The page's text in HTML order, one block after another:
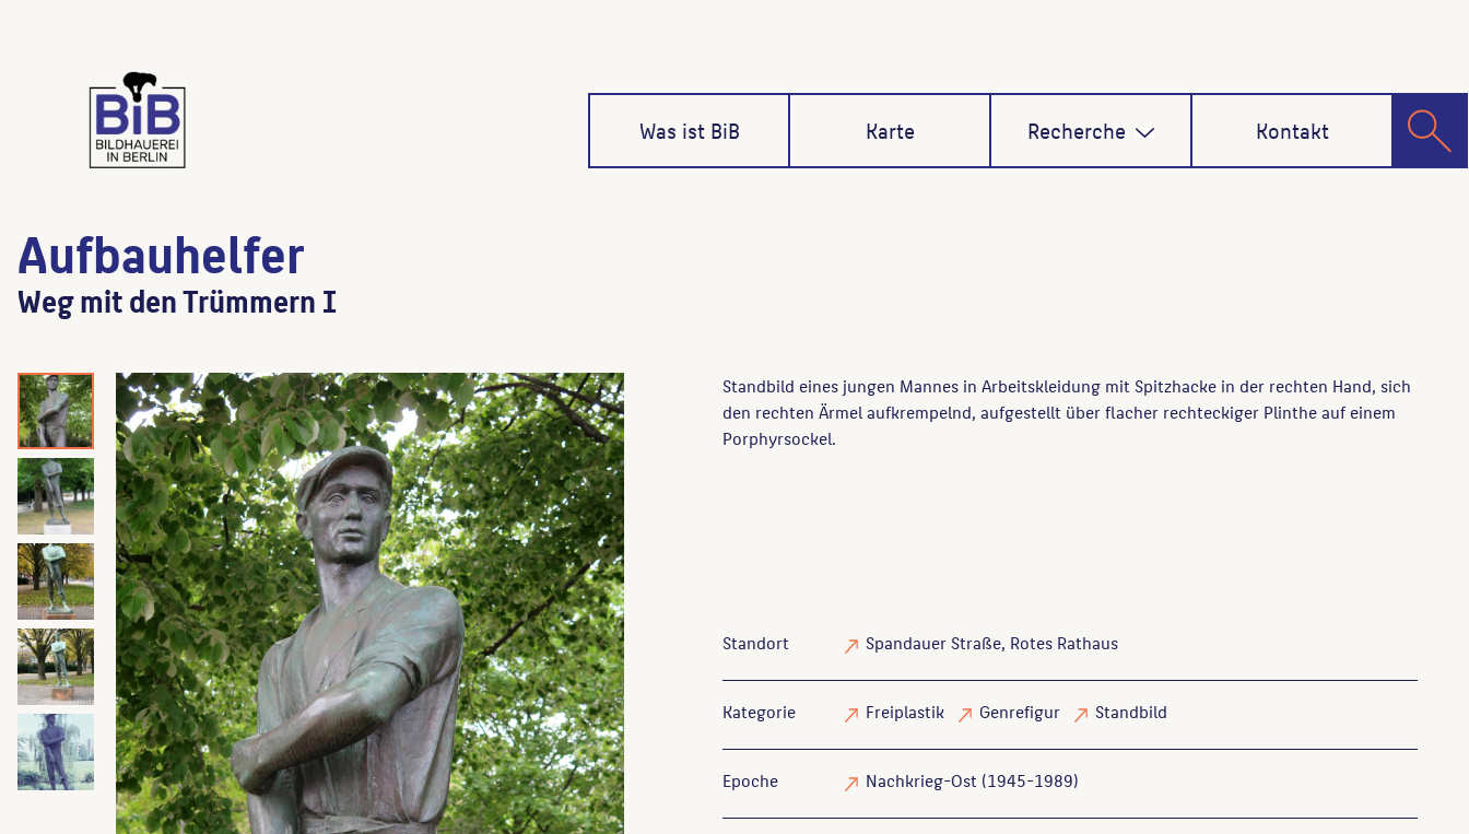
Was ist BiB Karte Recherche Kontakt
Aufbauhelfer
Weg mit den Trümmern I
Standbild eines jungen Mannes in Arbeitskleidung mit Spitzhacke in der rechten Hand, sich
den rechten Ärmel aufkrempelnd, aufgestellt über flacher rechteckiger Plinthe auf einem
Porphyrsockel.
Standort Spandauer Straße, Rotes Rathaus
Kategorie Freiplastik Genrefigur Standbild
Epoche Nachkrieg-Ost (1945-1989)